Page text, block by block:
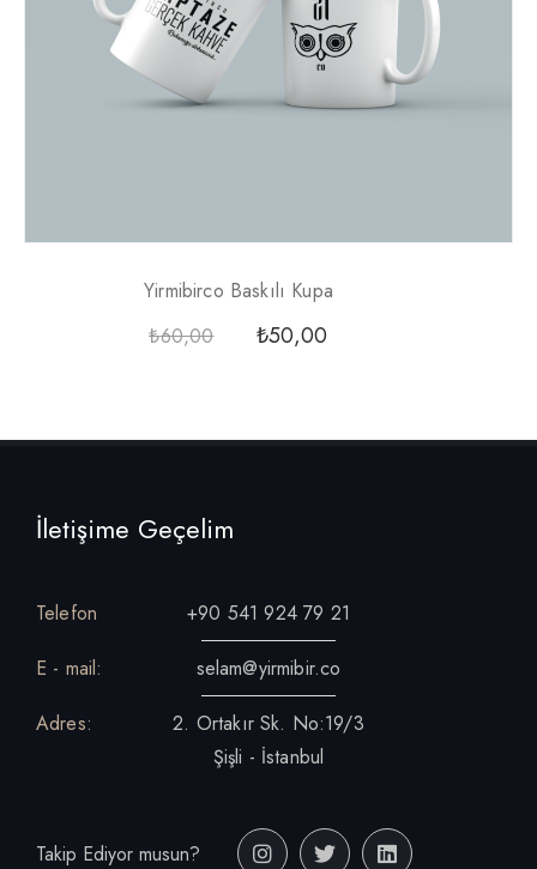
Yirmibirco Baskılı Kupa
₺60,00 ₺50,00
İletişime Geçelim
Telefon
+90 541 924 79 21
E - mail:
selam@yirmibir.co
Adres:
2. Ortakır Sk. No:19/3
Şişli - İstanbul
Takip Ediyor musun?